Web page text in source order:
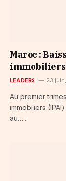
Maroc :
immobiliers
LEADERS 23
Au premier
immobiliers
au…...